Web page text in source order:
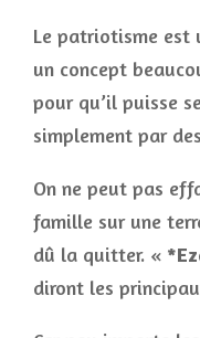
Le patriotisme est
un concept
pour qu’il puisse
simplement par
On ne peut pas
famille sur une
dû la quitter. «
diront les